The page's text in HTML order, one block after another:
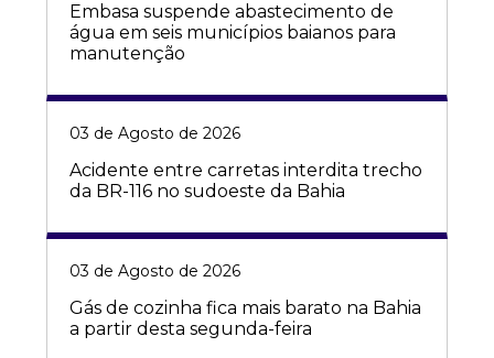
Embasa suspende abastecimento de
água em seis municípios baianos para
manutenção
03 de Agosto de 2026
Acidente entre carretas interdita trecho
da BR-116 no sudoeste da Bahia
03 de Agosto de 2026
Gás de cozinha fica mais barato na Bahia
a partir desta segunda-feira